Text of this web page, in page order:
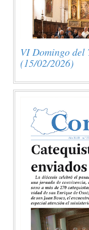
VI Domingo
(15/02/2026)